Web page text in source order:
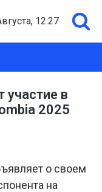
12:27
участие в
2025
о своем
на